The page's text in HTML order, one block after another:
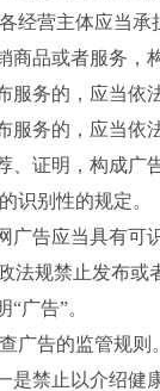
营主体应当承
或者服务，
的，应当依
的，应当依
明，构成广
别性的规定。
应当具有可
法规禁止发布
广告”。
告的监管规则。
止以介绍健